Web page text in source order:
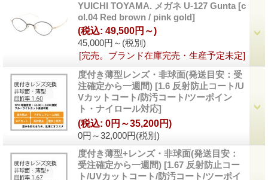
YUICHI TOYAMA. メガネ U-127 Gunta [c
ol.04 Red brown / pink gold]
45,000円～ (税別)
(税込: 49,500円～)
[完売。ブランド在庫完売・生産予定未定]
度付き薄型レンズ・非球面(発送目安：受
注確定から一週間) [1.6 反射防止コート/U
Vカットコート/防汚コート/ツーポイン
ト・ナイロール対応]
0円～32,000円(税別)
(税込: 0円～35,200円)
度付き薄型+レンズ・非球面(発送目安：
受注確定から一週間) [1.67 反射防止コー
ト/UVカットコート/防汚コート/ツーポイ